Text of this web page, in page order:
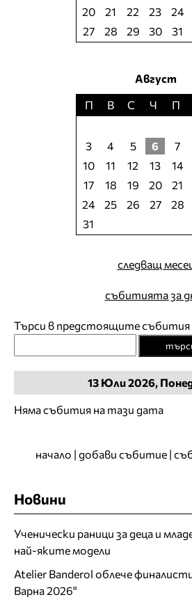
20
21 22 23 24
27
28 29 30 31
Август
П
В С Ч П
3
4 5 6 7
10
11 12 13 14
17
18 19 20 21
24
25 26 27 28
31
следващ
събитията за
Търси в предстоящите събития
13 Юли2026,
Няма събития на тази дата
начало | добави събитие |
Новини
Ученически раници за деца и
най-яките модели
Atelier Banderol облече
Варна 2026"